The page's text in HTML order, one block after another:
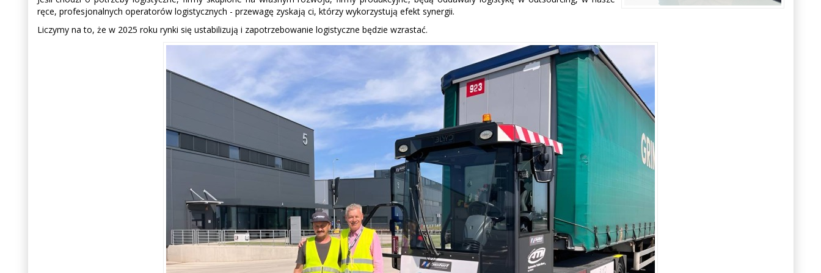
ręce, profesjonalnych operatorów logistycznych - przewagę zyskają ci, którzy wykorzystują efekt synergii.
Liczymy na to, że w 2025 roku rynki się ustabilizują i zapotrzebowanie logistyczne będzie wzrastać.